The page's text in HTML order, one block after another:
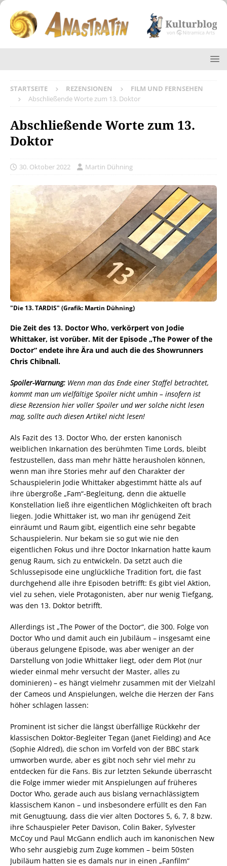
STARTSEITE REZENSIONEN
FILM UND FERNSEHEN
Abschließende Worte zum 13. Doktor
Abschließende Worte zum 13.
Doktor
30. Oktober 2022 Martin Dühning
"Die 13. TARDIS" (Grafik: Martin Dühning)
Die Zeit des 13. Doctor Who, verkörpert von Jodie
Whittaker, ist vorüber. Mit der Episode „The Power of the
Doctor“ endete ihre Ära und auch die des Showrunners
Chris Chibnall.
Spoiler-Warnung: Wenn man das Ende einer Staffel betrachtet,
kommt man um vielfältige Spoiler nicht umhin – insofern ist
diese Rezension hier voller Spoiler und wer solche nicht lesen
mag, sollte auch diesen Artikel nicht lesen!
Als Fazit des 13. Doctor Who, der ersten kanonisch
weiblichen Inkarnation des berühmten Time Lords, bleibt
festzustellen, dass man mehr hätte herausholen können,
wenn man ihre Stories mehr auf den Charakter der
Schauspielerin Jodie Whittaker abgestimmt hätte als auf
ihre übergroße „Fam“-Begleitung, denn die aktuelle
Konstellation ließ ihre eigentlichen Möglichkeiten oft brach
liegen. Jodie Whittaker ist, wo man ihr genügend Zeit
einräumt und Raum gibt, eigentlich eine sehr begabte
Schauspielerin. Nur bekam sie so gut wie nie den
eigentlichen Fokus und ihre Doctor Inkarnation hatte kaum
genug Raum, sich zu entwickeln. Da setzt auch die
Schlussepisode eine unglückliche Tradition fort, die fast
durchgehend alle ihre Episoden betrifft: Es gibt viel Aktion,
viel zu sehen, viele Protagonisten, aber nur wenig Tiefgang,
was den 13. Doktor betrifft.
Allerdings ist „The Power of the Doctor“, die 300. Folge von
Doctor Who und damit auch ein Jubiläum – insgesamt eine
überaus gelungene Episode, was aber weniger an der
Darstellung von Jodie Whittaker liegt, oder dem Plot (nur
wieder einmal mehr versucht der Master, alles zu
dominieren) – es hängt vielmehr zusammen mit der Vielzahl
der Cameos und Anspielungen, welche die Herzen der Fans
höher schlagen lassen:
Prominent ist sicher die längst überfällige Rückkehr der
klassischen Doktor-Begleiter Tegan (Janet Fielding) and Ace
(Sophie Aldred), die schon im Vorfeld von der BBC stark
umworben wurde, aber es gibt noch sehr viel mehr zu
entdecken für die Fans. Bis zur letzten Sekunde überrascht
die Folge immer wieder mit Anspielungen auf früheres
Doctor Who, gerade auch aus bislang vernachlässigtem
klassischem Kanon – und insbesondere erfüllt es den Fan
mit Genugtuung, dass die vier alten Doctores 5, 6, 7, 8 bzw.
ihre Schauspieler Peter Davison, Colin Baker, Sylvester
McCoy und Paul McGann endlich auch im kanonischen New
Who sehr ausgiebig zum Zuge kommen – beim 50sten
Jubiläum hatten sie es damals nur in einen „Fanfilm“